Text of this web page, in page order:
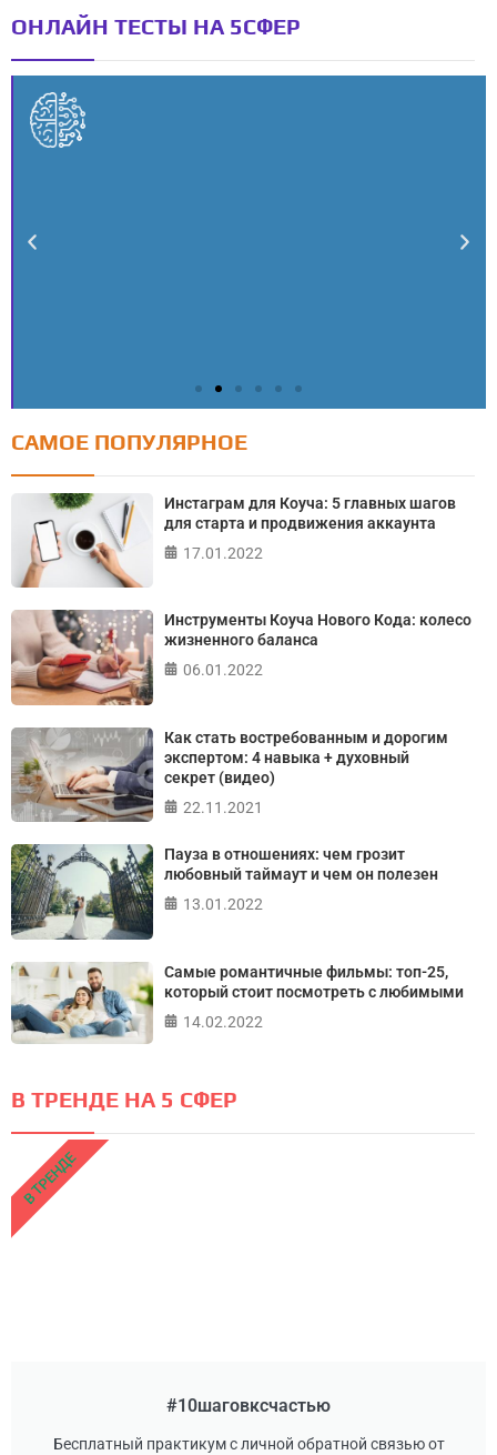
ОНЛАЙН ТЕСТЫ НА 5СФЕР
Онлайн тест на основе шкалы локуса контроля
Джулиана Роттера
САМОЕ ПОПУЛЯРНОЕ
Инстаграм для Коуча: 5 главных шагов
для старта и продвижения аккаунта
17.01.2022
Инструменты Коуча Нового Кода: колесо
жизненного баланса
06.01.2022
Как стать востребованным и дорогим
экспертом: 4 навыка + духовный
секрет (видео)
22.11.2021
Пауза в отношениях: чем грозит
любовный таймаут и чем он полезен
13.01.2022
Самые романтичные фильмы: топ-25,
который стоит посмотреть с любимыми
14.02.2022
В ТРЕНДЕ НА 5 СФЕР
#10шаговксчастью
Бесплатный практикум с личной обратной связью от
В ТРЕНДЕ